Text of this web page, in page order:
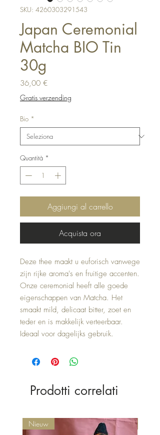
SKU: 4260303291543
Japan Ceremonial
Matcha BIO Tin
30g
36,00 €Prezzo
Gratis verzending
Bio *
Quantità *
Aggiungi al carrello
Acquista ora
Deze thee maakt u euforisch vanwege
zijn rijke aroma's en fruitige accenten.
Onze ceremonial heeft alle goede
eigenschappen van Matcha. Het
smaakt mild, delicaat bitter, zoet en
teder en is makkelijk verteerbaar.
Ideaal voor dagelijks gebruik.
Prodotti correlati
Nieuw